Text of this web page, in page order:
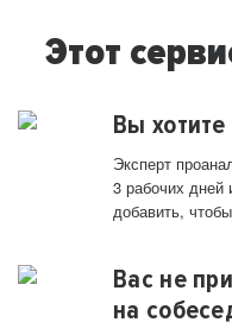
Этот
Вы
Эксперт
3 рабочих дней
добавить,
Вас не
на